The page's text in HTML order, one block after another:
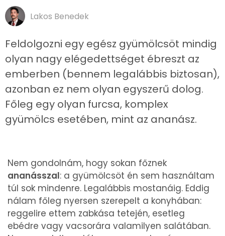
Lakos Benedek
Feldolgozni egy egész gyümölcsöt mindig
olyan nagy elégedettséget ébreszt az
emberben (bennem legalábbis biztosan),
azonban ez nem olyan egyszerű dolog.
Főleg egy olyan furcsa, komplex
gyümölcs esetében, mint az ananász.
Nem gondolnám, hogy sokan főznek
ananásszal: a gyümölcsöt én sem használtam
túl sok mindenre. Legalábbis mostanáig. Eddig
nálam főleg nyersen szerepelt a konyhában:
reggelire ettem zabkása tetején, esetleg
ebédre vagy vacsorára valamilyen salátában.